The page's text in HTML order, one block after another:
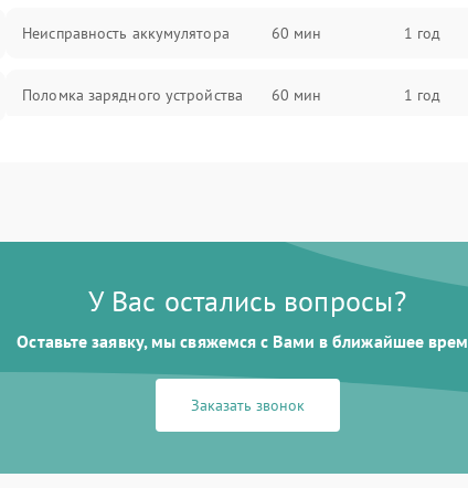
Неисправность аккумулятора 60 мин 1 год
Поломка зарядного устройства 60 мин 1 год
Неисправность системы
индикации
60 мин 1 год
Неисправность системы защиты от
1 год
отключения
У Вас остались вопросы?
Оставьте заявку, мы свяжемся с Вами в ближайшее
Заказать звонок